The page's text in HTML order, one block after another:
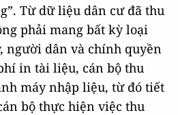
Từ dữ liệu dân cư đã thu
phải mang bất kỳ loại
người dân và chính quyền
in tài liệu, cán bộ thu
máy nhập liệu, từ đó tiết
bộ thực hiện việc thu